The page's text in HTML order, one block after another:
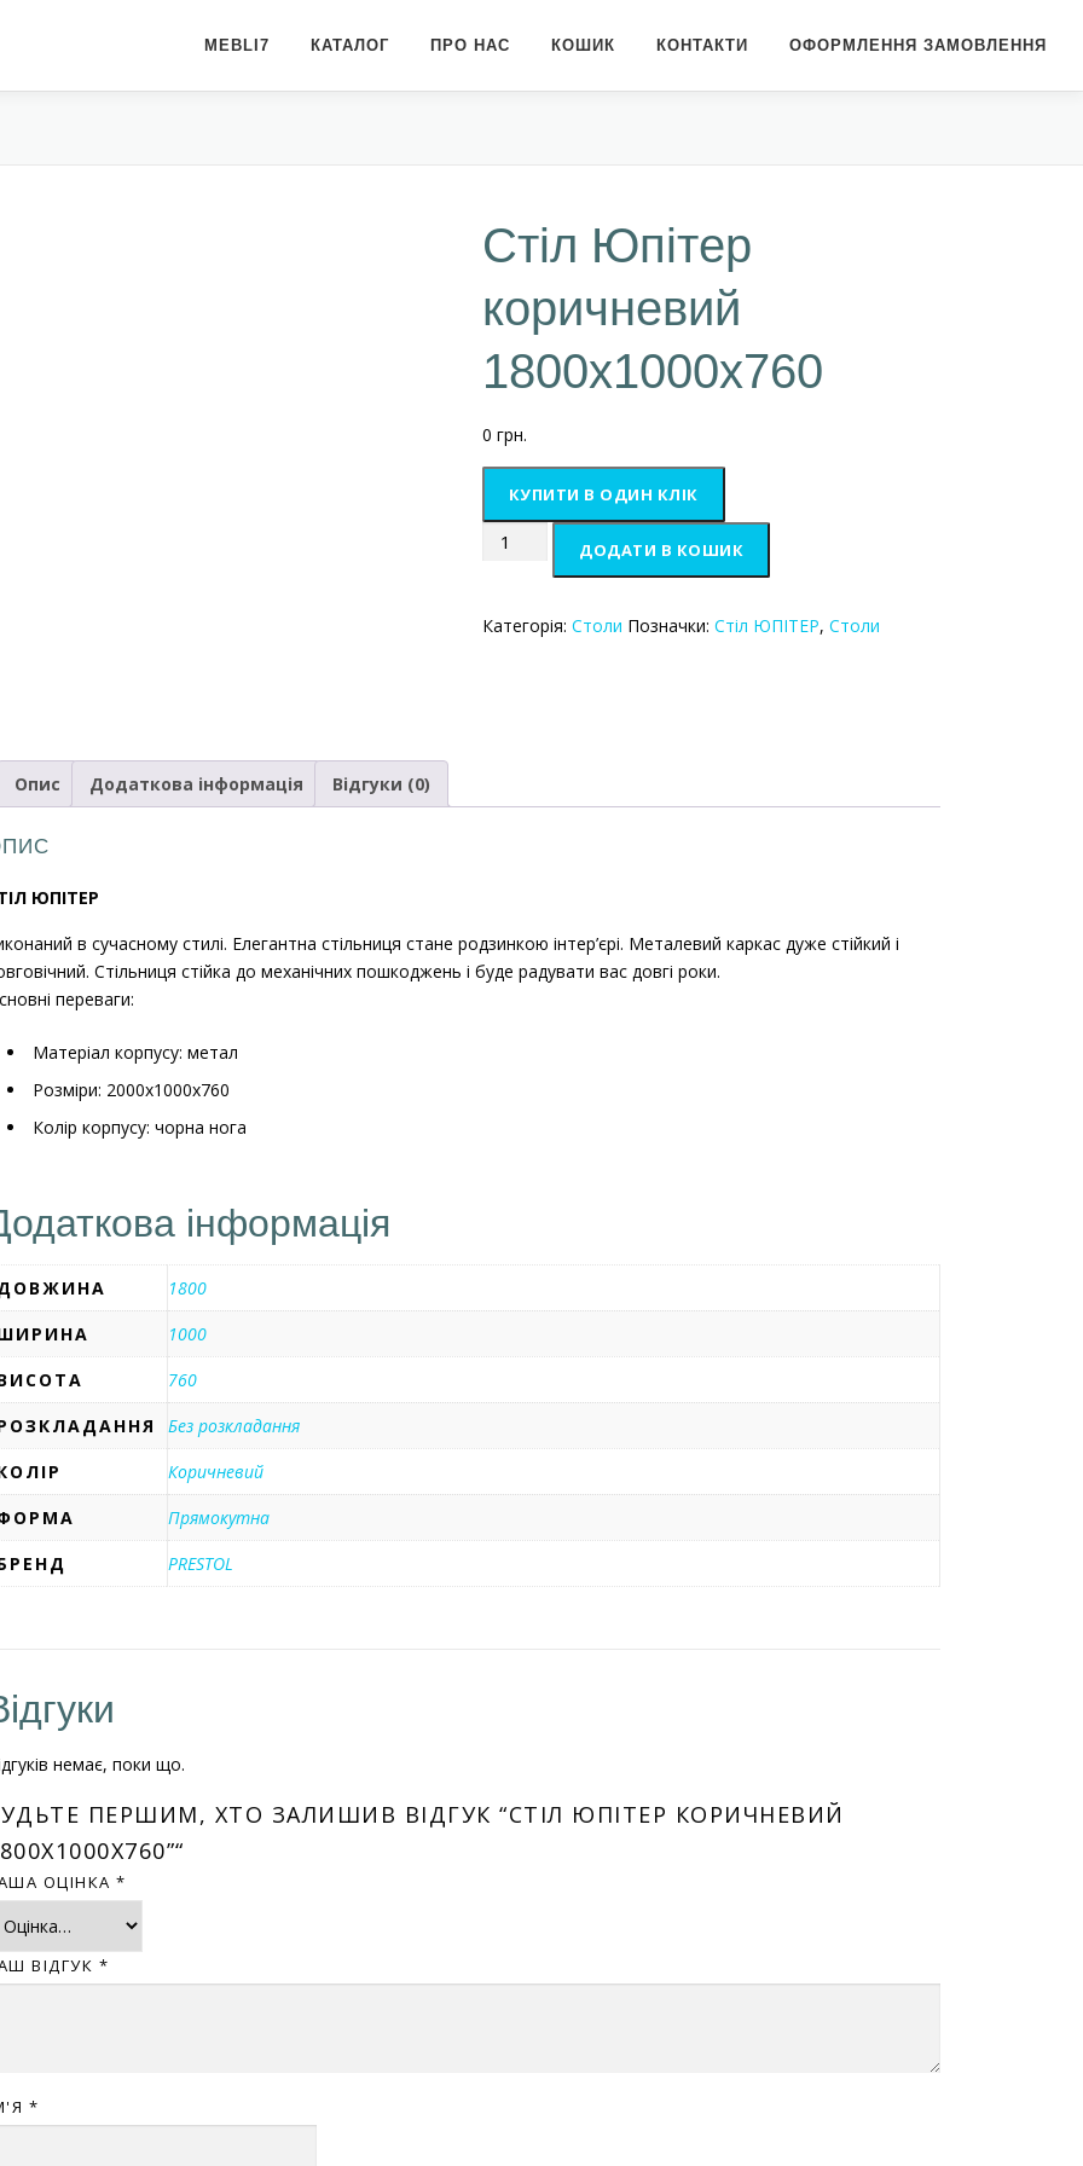
MEBLI7 КАТАЛОГ ПРО НАС КОШИК КОНТАКТИ ОФОРМЛЕННЯ ЗАМОВЛЕННЯ
Стіл Юпітер
коричневий
1800х1000х760
0 грн.
КУПИТИ В ОДИН КЛІК
Стіл
1800х1000х760
ДОДАТИ В КОШИК
Категорія: Столи Позначки: Стіл ЮПІТЕР, Столи
Опис Додаткова інформація Відгуки (0)
ЮПІТЕР
в сучасному стилі. Елегантна стільниця стане родзинкою інтер’єрі. Металевий каркас дуже стійкий і
Стільниця стійка до механічних пошкоджень і буде радувати вас довгі роки.
переваги:
Матеріал корпусу: метал
Розміри: 2000x1000x760
Колір корпусу: чорна нога
інформація
1800
1000
760
Без розкладання
Коричневий
Прямокутна
PRESTOL
немає, поки що.
ПЕРШИМ, ХТО ЗАЛИШИВ ВІДГУК “СТІЛ ЮПІТЕР КОРИЧНЕВИЙ
ОЦІНКА *
ВІДГУК *
*